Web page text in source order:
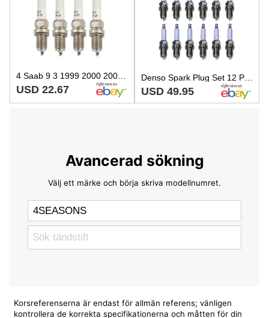
4 Saab 9 3 1999 2000 2002 Spark Plugs Denso Q22PRU11
USD 22.67
Denso Spark Plug Set 12 Pieces U-Groove Conventional Gap 0.032
USD 49.95
Avancerad sökning
Välj ett märke och börja skriva modellnumret.
Korsreferenserna är endast för allmän referens; vänligen
kontrollera de korrekta specifikationerna och måtten för din